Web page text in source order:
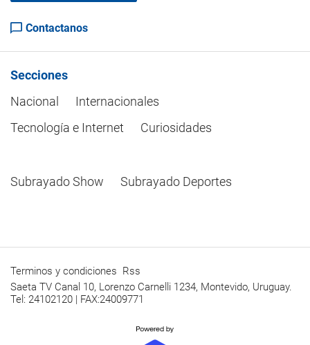
Contactanos
Secciones
Nacional
Internacionales
Tecnología e Internet
Curiosidades
Subrayado Show Subrayado Deportes
Terminos y condiciones Rss
Saeta TV Canal 10, Lorenzo Carnelli 1234, Montevido, Uruguay.
Tel: 24102120 | FAX:24009771